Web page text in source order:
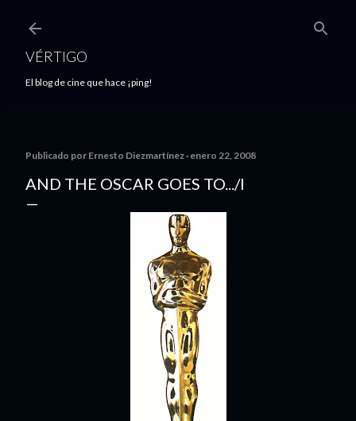
VÉRTIGO
El blog de cine que hace ¡ping!
Publicado por Ernesto Diezmartínez enero 22, 2008
AND THE OSCAR GOES TO.../I